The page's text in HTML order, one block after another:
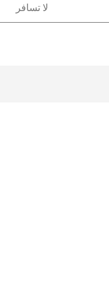
لا تسافر